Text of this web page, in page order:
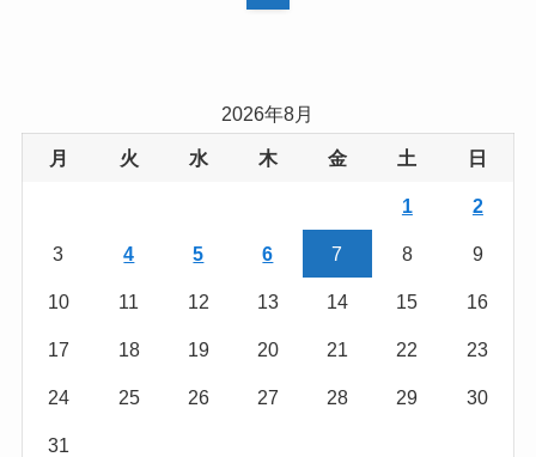
2026年8月
月 火 水 木 金 土 日
1 2
3 4 5 6 7 8 9
10 11 12 13 14 15 16
17 18 19 20 21 22 23
24 25 26 27 28 29 30
31